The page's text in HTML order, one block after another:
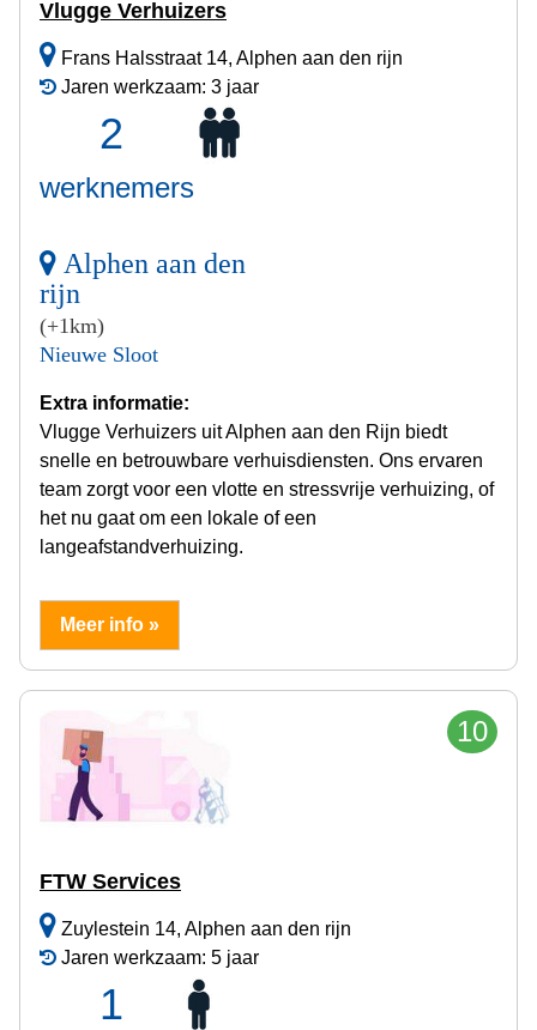
Vlugge Verhuizers
Frans Halsstraat 14, Alphen aan den rijn
Jaren werkzaam: 3 jaar
2
werknemers
Alphen aan den
rijn
(+1km)
Nieuwe Sloot
Extra informatie:
Vlugge Verhuizers uit Alphen aan den Rijn biedt
snelle en betrouwbare verhuisdiensten. Ons ervaren
team zorgt voor een vlotte en stressvrije verhuizing, of
het nu gaat om een lokale of een
langeafstandverhuizing.
Meer info »
10
FTW Services
Zuylestein 14, Alphen aan den rijn
Jaren werkzaam: 5 jaar
1